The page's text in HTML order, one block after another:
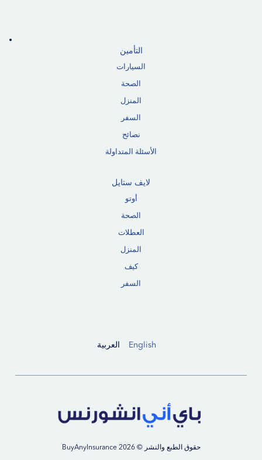
التأمين
السيارات
الصحة
المنزل
السفر
نصائح
الأسئلة المتداولة
لايف ستايل
أوتو
الصحة
العطلات
المنزل
كيف
السفر
English العربية
حقوق الطبع والنشر © 2026 BuyAnyInsurance